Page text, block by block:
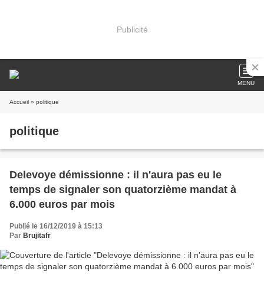
Publicité
MENU
Accueil » politique
politique
Delevoye démissionne : il n'aura pas eu le
temps de signaler son quatorzième mandat à
6.000 euros par mois
Publié le 16/12/2019 à 15:13
Par Brujitafr